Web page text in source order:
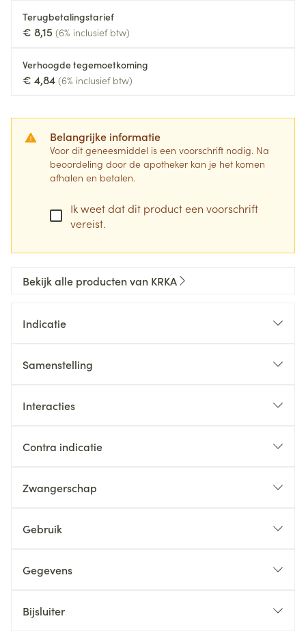
Terugbetalingstarief
€ 8,15 (6% inclusief btw)
Verhoogde tegemoetkoming
€ 4,84 (6% inclusief btw)
Belangrijke informatie
Voor dit geneesmiddel is een voorschrift nodig. Na
beoordeling door de apotheker kan je het komen
afhalen en betalen.
Ik weet dat dit product een voorschrift
vereist.
Bekijk alle producten van KRKA
Indicatie
Samenstelling
Interacties
Contra indicatie
Zwangerschap
Gebruik
Gegevens
Bijsluiter